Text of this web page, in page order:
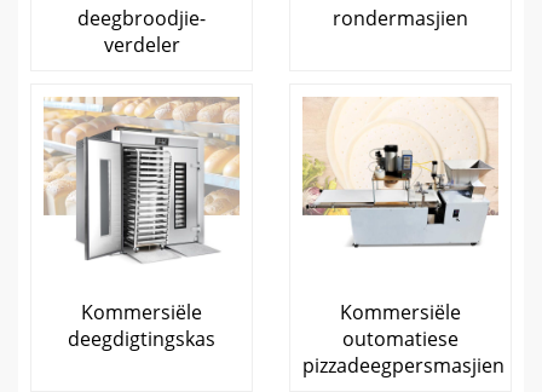
deegbroodjie-
verdeler
rondermasjien
Kommersiële
deegdigtingskas
Kommersiële
outomatiese
pizzadeegpersmasjien